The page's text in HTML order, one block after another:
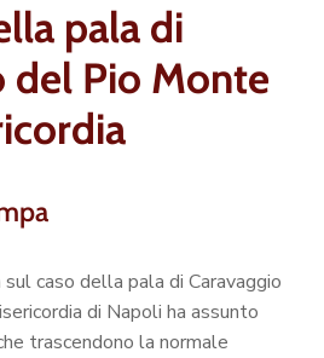
pala di
del Pio Monte
caso della pala di Caravaggio
di Napoli ha assunto
trascendono la normale